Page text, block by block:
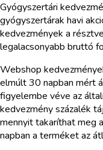
Gyógyszertári
gyógyszertárak havi
kedvezmények a
legalacsonyabb bruttó
Webshop
elmúlt 30 napban mért
figyelembe véve az
kedvezmény százalék
mennyit takaríthat meg
napban a terméket az